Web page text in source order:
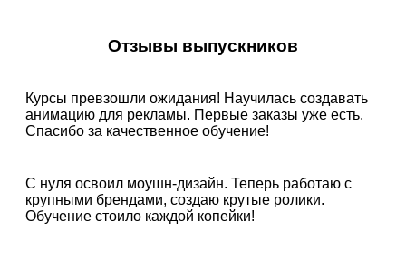
Отзывы выпускников
Курсы превзошли ожидания! Научилась создавать
анимацию для рекламы. Первые заказы уже есть.
Спасибо за качественное обучение!
С нуля освоил моушн-дизайн. Теперь работаю с
крупными брендами, создаю крутые ролики.
Обучение стоило каждой копейки!